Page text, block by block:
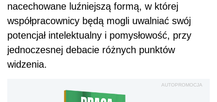
nacechowane luźniejszą formą, w której
współpracownicy będą mogli uwalniać swój
potencjał intelektualny i pomysłowość, przy
jednoczesnej debacie różnych punktów
widzenia.
AUTOPROMOCJA